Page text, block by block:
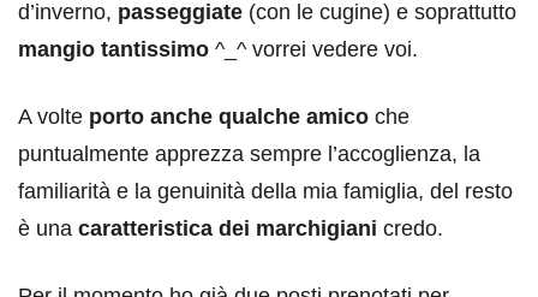
d’inverno, passeggiate (con le cugine) e soprattutto
mangio tantissimo ^_^ vorrei vedere voi.
A volte porto anche qualche amico che
puntualmente apprezza sempre l’accoglienza, la
familiarità e la genuinità della mia famiglia, del resto
è una caratteristica dei marchigiani credo.